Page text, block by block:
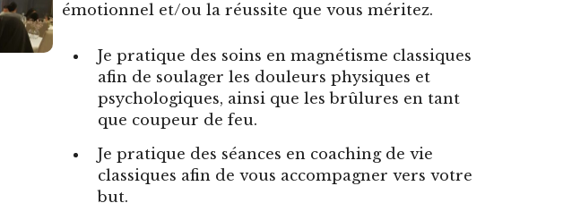
émotionnel et/ou la réussite que vous méritez.
Je pratique des soins en magnétisme classiques
afin de soulager les douleurs physiques et
psychologiques, ainsi que les brûlures en tant
que coupeur de feu.
Je pratique des séances en coaching de vie
classiques afin de vous accompagner vers votre
but.